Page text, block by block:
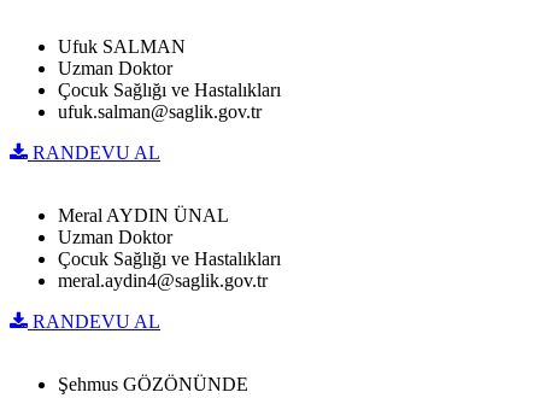
Ufuk SALMAN
Uzman Doktor
Çocuk Sağlığı ve Hastalıkları
ufuk.salman@saglik.gov.tr
RANDEVU AL
Meral AYDIN ÜNAL
Uzman Doktor
Çocuk Sağlığı ve Hastalıkları
meral.aydin4@saglik.gov.tr
RANDEVU AL
Şehmus GÖZÖNÜNDE